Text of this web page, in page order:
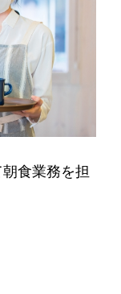
朝食業務を担